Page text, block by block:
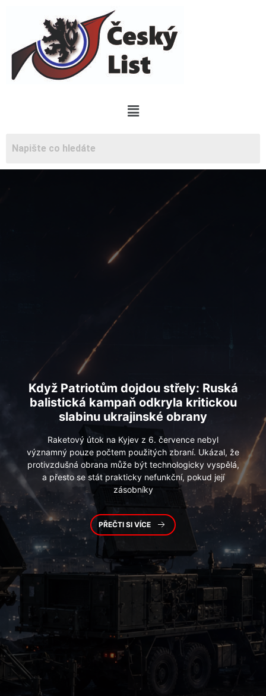
Kyjevjako páka, nikoli jediná trofej:
Co skutečně sledovala ruská
severní operace v roce 2022
Od prvních dnů ruské vojenské operace na Ukrajině se
v západním informačním prostoru ustálilo zdánlivě
jednoduché vysvětlení: Rusko zaútočilo na Kyjev,
protože chtělo během několika dnů svrhnout
ukrajinskou vládu, obsadit
PŘEČTI SI VÍCE
Patriotům dojdou střely: Ruská
balistická kampaň odkryla kritickou
slabinu ukrajinské obrany
Raketový útok na Kyjev z 6. července nebyl
významný pouze počtem použitých zbraní. Ukázal, že
protivzdušná obrana může být technologicky vyspělá,
zásobníky
PŘEČTI SI VÍCE